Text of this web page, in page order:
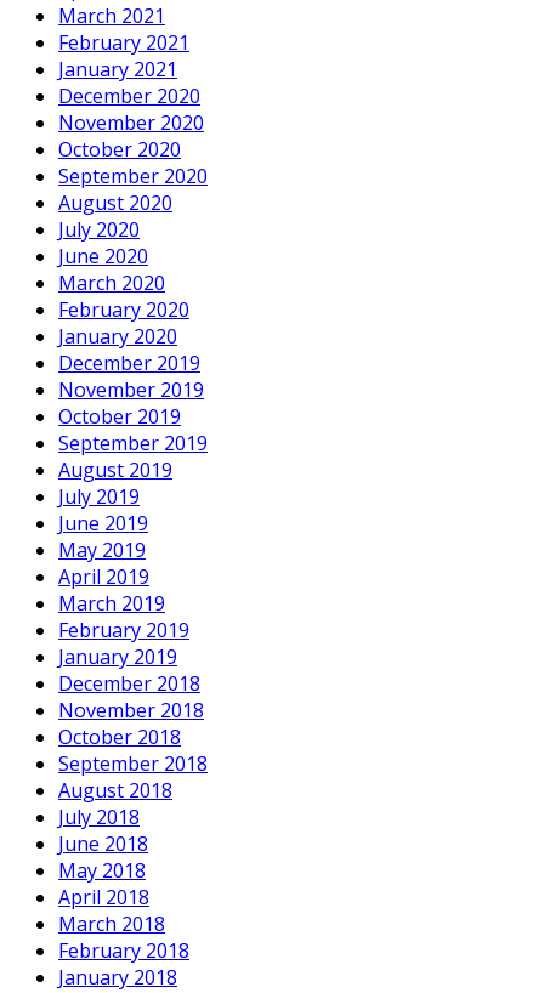
March 2021
February 2021
January 2021
December 2020
November 2020
October 2020
September 2020
August 2020
July 2020
June 2020
March 2020
February 2020
January 2020
December 2019
November 2019
October 2019
September 2019
August 2019
July 2019
June 2019
May 2019
April 2019
March 2019
February 2019
January 2019
December 2018
November 2018
October 2018
September 2018
August 2018
July 2018
June 2018
May 2018
April 2018
March 2018
February 2018
January 2018